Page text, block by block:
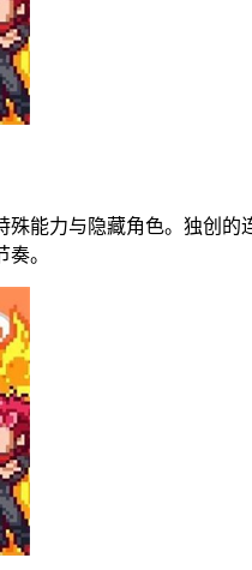
能力与隐藏角色。独创
。